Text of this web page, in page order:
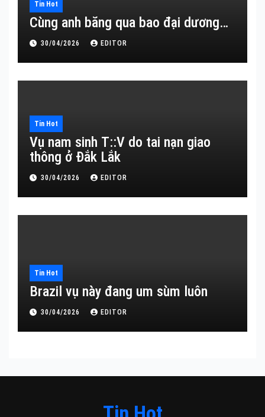
Tin Hot
Cùng anh băng qua bao đại dương…
30/04/2026 EDITOR
Tin Hot
Vụ nam sinh T::V do tai nạn giao
thông ở Đắk Lắk
30/04/2026 EDITOR
Tin Hot
Brazil vụ này đang um sùm luôn
30/04/2026 EDITOR